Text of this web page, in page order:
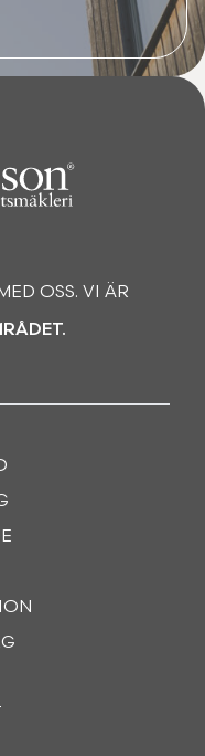
OSS. VI ÄR